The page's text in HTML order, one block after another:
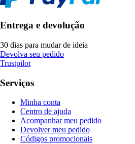
Entrega e devolução
30 dias para mudar de ideia
Devolva seu pedido
Trustpilot
Serviços
Minha conta
Centro de ajuda
Acompanhar meu pedido
Devolver meu pedido
Códigos promocionais